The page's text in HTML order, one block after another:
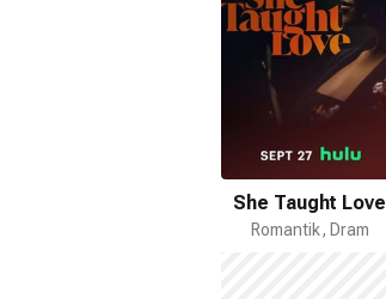
She Taught Love
Romantik, Dram